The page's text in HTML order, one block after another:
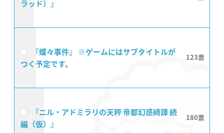
ラッド）』
『蝶々事件』 ※ゲームにはサブタイトルが
つく予定です。
123
『ニル・アドミラリの天秤 帝都幻惑綺譚 続
編（仮）』
180